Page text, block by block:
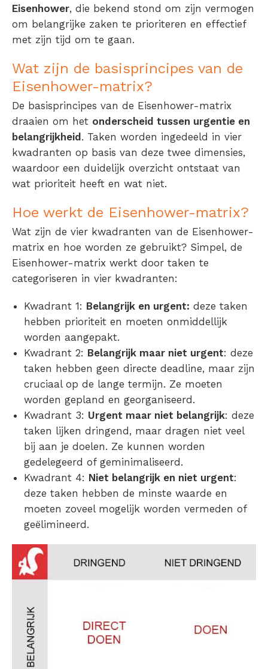
Eisenhower, die bekend stond om zijn vermogen
om belangrijke zaken te prioriteren en effectief
met zijn tijd om te gaan.
Wat zijn de basisprincipes van de
Eisenhower-matrix?
De basisprincipes van de Eisenhower-matrix
draaien om het onderscheid tussen urgentie en
belangrijkheid . Taken worden ingedeeld in vier
kwadranten op basis van deze twee dimensies,
waardoor een duidelijk overzicht ontstaat van
wat prioriteit heeft en wat niet.
Hoe werkt de Eisenhower-matrix?
Wat zijn de vier kwadranten van de Eisenhower-
matrix en hoe worden ze gebruikt? Simpel, de
Eisenhower-matrix werkt door taken te
categoriseren in vier kwadranten:
Kwadrant 1: Belangrijk en urgent: deze taken
hebben prioriteit en moeten onmiddellijk
worden aangepakt.
Kwadrant 2: Belangrijk maar niet urgent: deze
taken hebben geen directe deadline, maar zijn
cruciaal op de lange termijn. Ze moeten
worden gepland en georganiseerd.
Kwadrant 3: Urgent maar niet belangrijk: deze
taken lijken dringend, maar dragen niet veel
bij aan je doelen. Ze kunnen worden
gedelegeerd of geminimaliseerd.
Kwadrant 4: Niet belangrijk en niet urgent:
deze taken hebben de minste waarde en
moeten zoveel mogelijk worden vermeden of
geëlimineerd.